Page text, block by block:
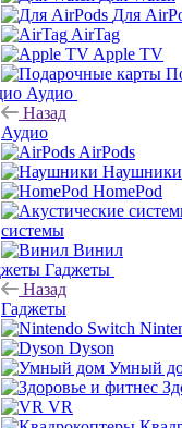
Для
AirTag
Apple TV
Аудио
Назад
Аудио
AirPods
Наушники
HomePod
системы
Винил
Гаджеты
Назад
Гаджеты
Dyson
Умный
VR